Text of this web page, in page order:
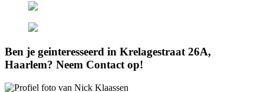
Ben je geinteresseerd in Krelagestraat 26A,
Haarlem? Neem Contact op!